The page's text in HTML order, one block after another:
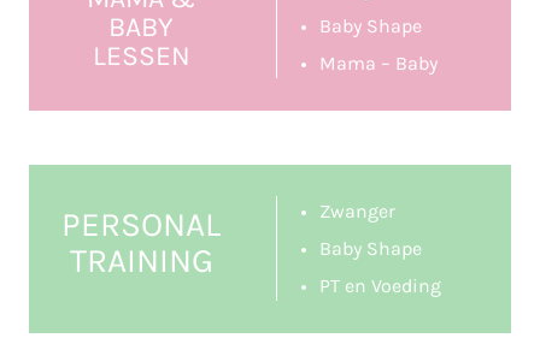
BABY
LESSEN
Baby Shape
Mama – Baby
PERSONAL
TRAINING
Zwanger
Baby Shape
PT en Voeding